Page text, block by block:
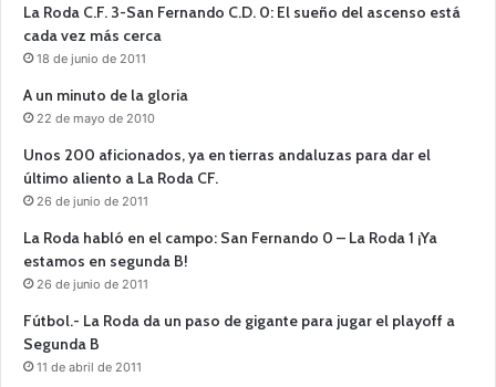
La Roda C.F. 3-San Fernando C.D. 0: El sueño del ascenso está
cada vez más cerca
18 de junio de 2011
A un minuto de la gloria
22 de mayo de 2010
Unos 200 aficionados, ya en tierras andaluzas para dar el
último aliento a La Roda CF.
26 de junio de 2011
La Roda habló en el campo: San Fernando 0 – La Roda 1 ¡Ya
estamos en segunda B!
26 de junio de 2011
Fútbol.- La Roda da un paso de gigante para jugar el playoff a
Segunda B
11 de abril de 2011